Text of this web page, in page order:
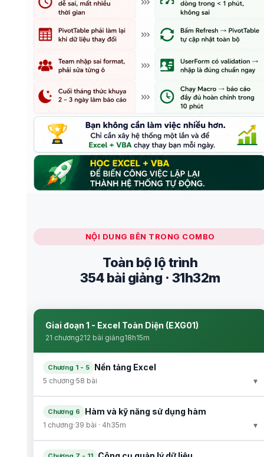
NỘI DUNG BÊN TRONG COMBO
Toàn bộ lộ trình
354 bài giảng · 31h32m
Giai đoạn 1 - Excel Toàn Diện (EXG01)
21 chương212 bài giảng18h15m
Chương 1 - 5 Nền tảng Excel
5 chương·58 bài ▾
Chương 6 Hàm và kỹ năng sử dụng hàm
1 chương·39 bài · 4h35m ▾